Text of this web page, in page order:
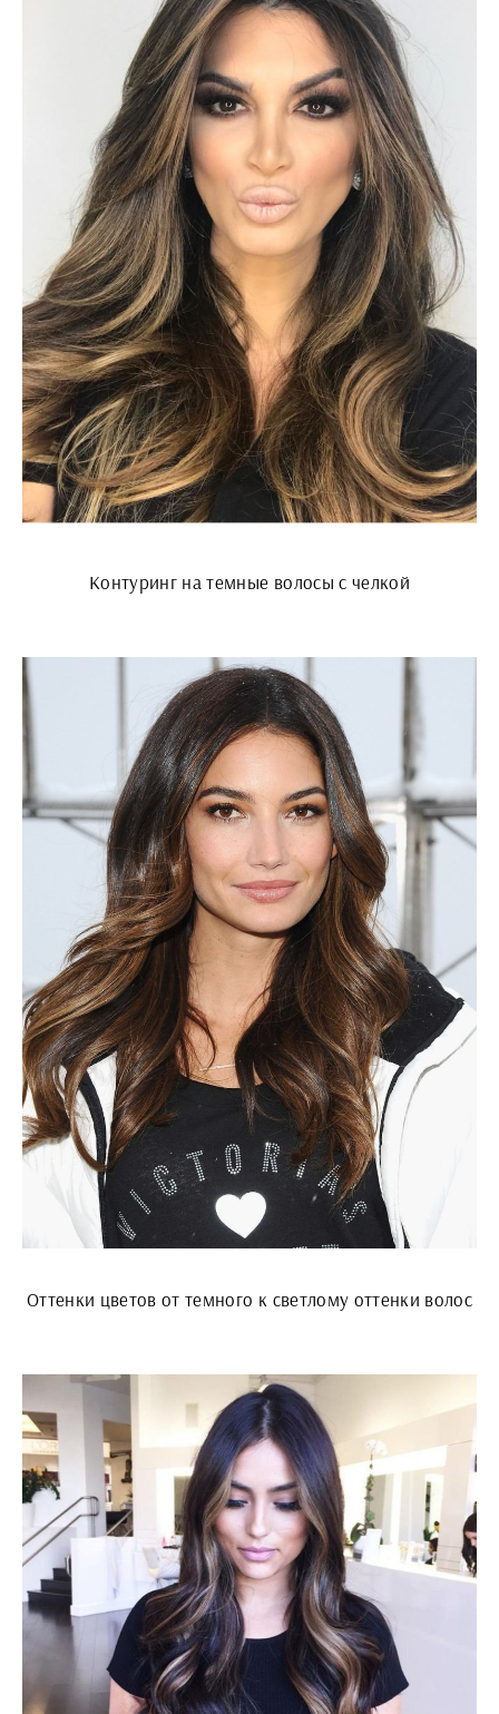
Контуринг на темные волосы с челкой
Оттенки цветов от темного к светлому оттенки волос